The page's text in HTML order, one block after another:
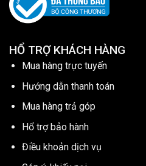
HỔ TRỢ KHÁCH HÀNG
Mua hàng trực tuyến
Hướng dẫn thanh toán
Mua hàng trả góp
Hổ trợ bảo hành
Điều khoản dịch vụ